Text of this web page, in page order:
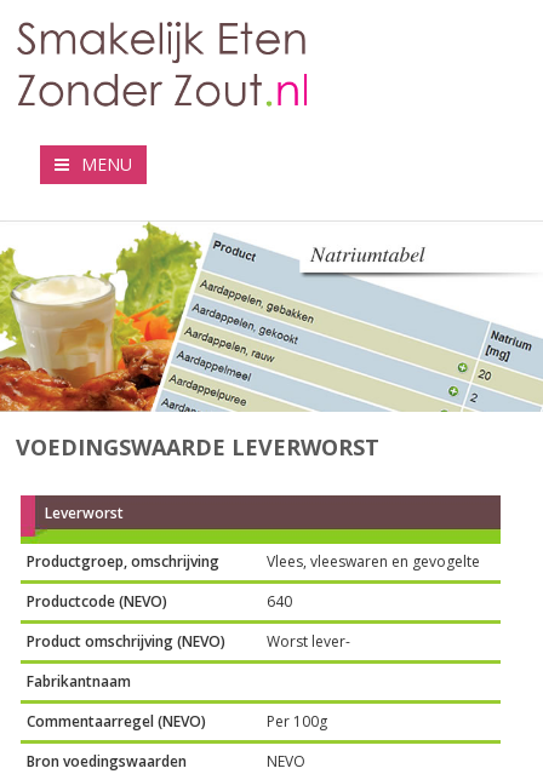
MENU
VOEDINGSWAARDE LEVERWORST
Leverworst
Productgroep, omschrijving
Vlees, vleeswaren en gevogelte
Productcode (NEVO)
640
Product omschrijving (NEVO)
Worst lever-
Fabrikantnaam
Commentaarregel (NEVO)
Per 100g
Bron voedingswaarden
NEVO